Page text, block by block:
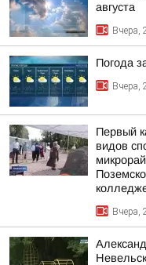
августа
Вчера,
Погода
Вчера,
Первый
видов
Вчера,